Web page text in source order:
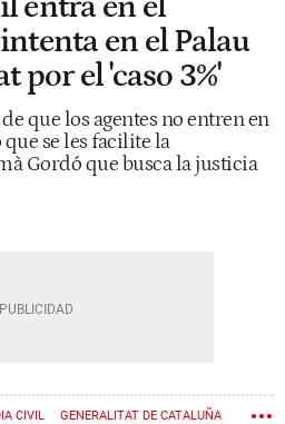
en el Palau
por el 'caso 3%'
que los agentes no entren en
se les facilite la
Gordó que busca la justicia
CIVIL GENERALITAT DE CATALUÑA